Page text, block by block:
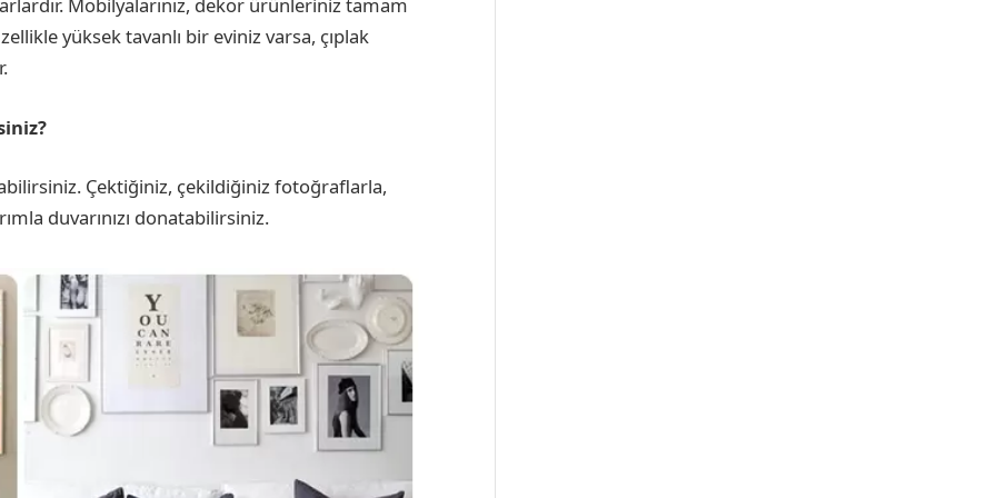
yüksek tavanlı bir eviniz varsa, çıplak
Çektiğiniz, çekildiğiniz fotoğraflarla,
duvarınızı donatabilirsiniz.